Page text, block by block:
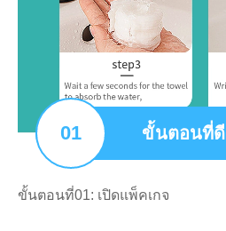
01 ขั้นตอนที่ดี
ขั้นตอนที่01: เปิดแพ็คเกจ